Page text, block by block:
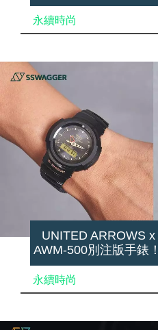
永續時尚
UNITED ARROWS
AWM-500別注版手錶
永續時尚